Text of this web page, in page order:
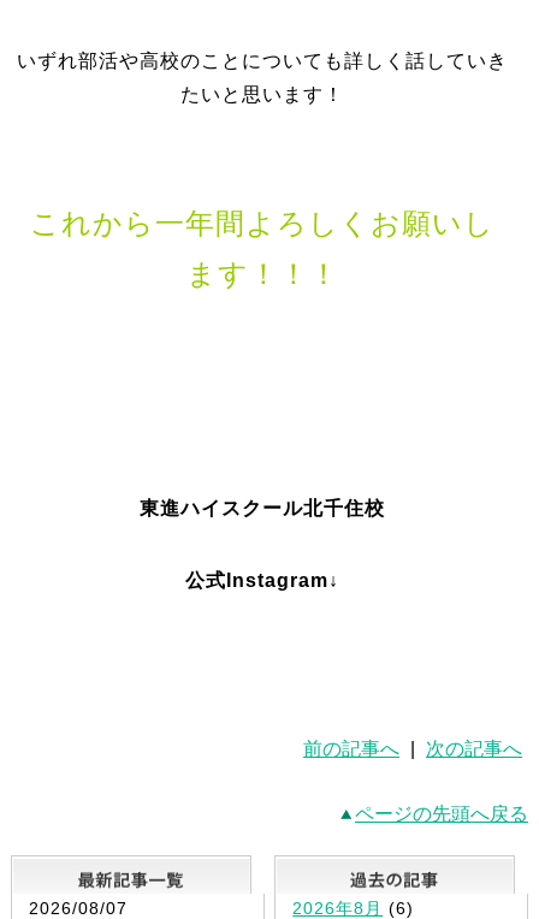
いずれ部活や高校のことについても詳しく話していき
たいと思います！
これから一年間よろしくお願いし
ます！！！
東進ハイスクール北千住校
公式Instagram↓
前の記事へ 次の記事へ
ページの先頭へ戻る
最新記事一覧
2026/08/07
2026年8月 (6)